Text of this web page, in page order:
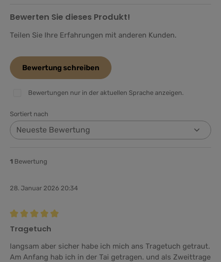
Bewerten Sie dieses Produkt!
Teilen Sie Ihre Erfahrungen mit anderen Kunden.
Bewertung schreiben
Bewertungen nur in der aktuellen Sprache anzeigen.
Sortiert nach
1 Bewertung
28. Januar 2026 20:34
Bewertung mit 5 von 5 Sternen
Tragetuch
langsam aber sicher habe ich mich ans Tragetuch getraut.
Am Anfang hab ich in der Tai getragen. und als Zweittrage